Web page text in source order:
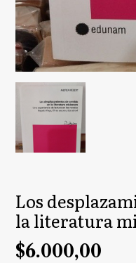
Los
la literatura
$6.000,00